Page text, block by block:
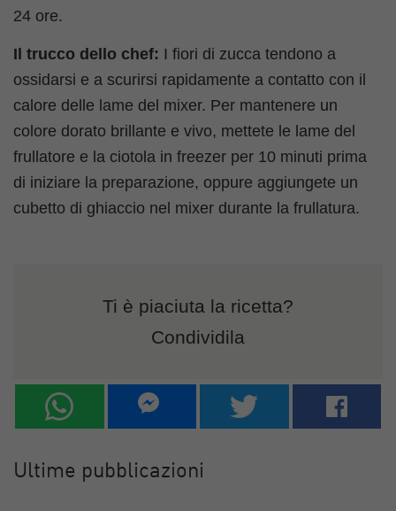
24 ore.
Il trucco dello chef: I fiori di zucca tendono a
ossidarsi e a scurirsi rapidamente a contatto con il
calore delle lame del mixer. Per mantenere un
colore dorato brillante e vivo, mettete le lame del
frullatore e la ciotola in freezer per 10 minuti prima
di iniziare la preparazione, oppure aggiungete un
cubetto di ghiaccio nel mixer durante la frullatura.
Ti è piaciuta la ricetta?
Condividila
Ultime pubblicazioni